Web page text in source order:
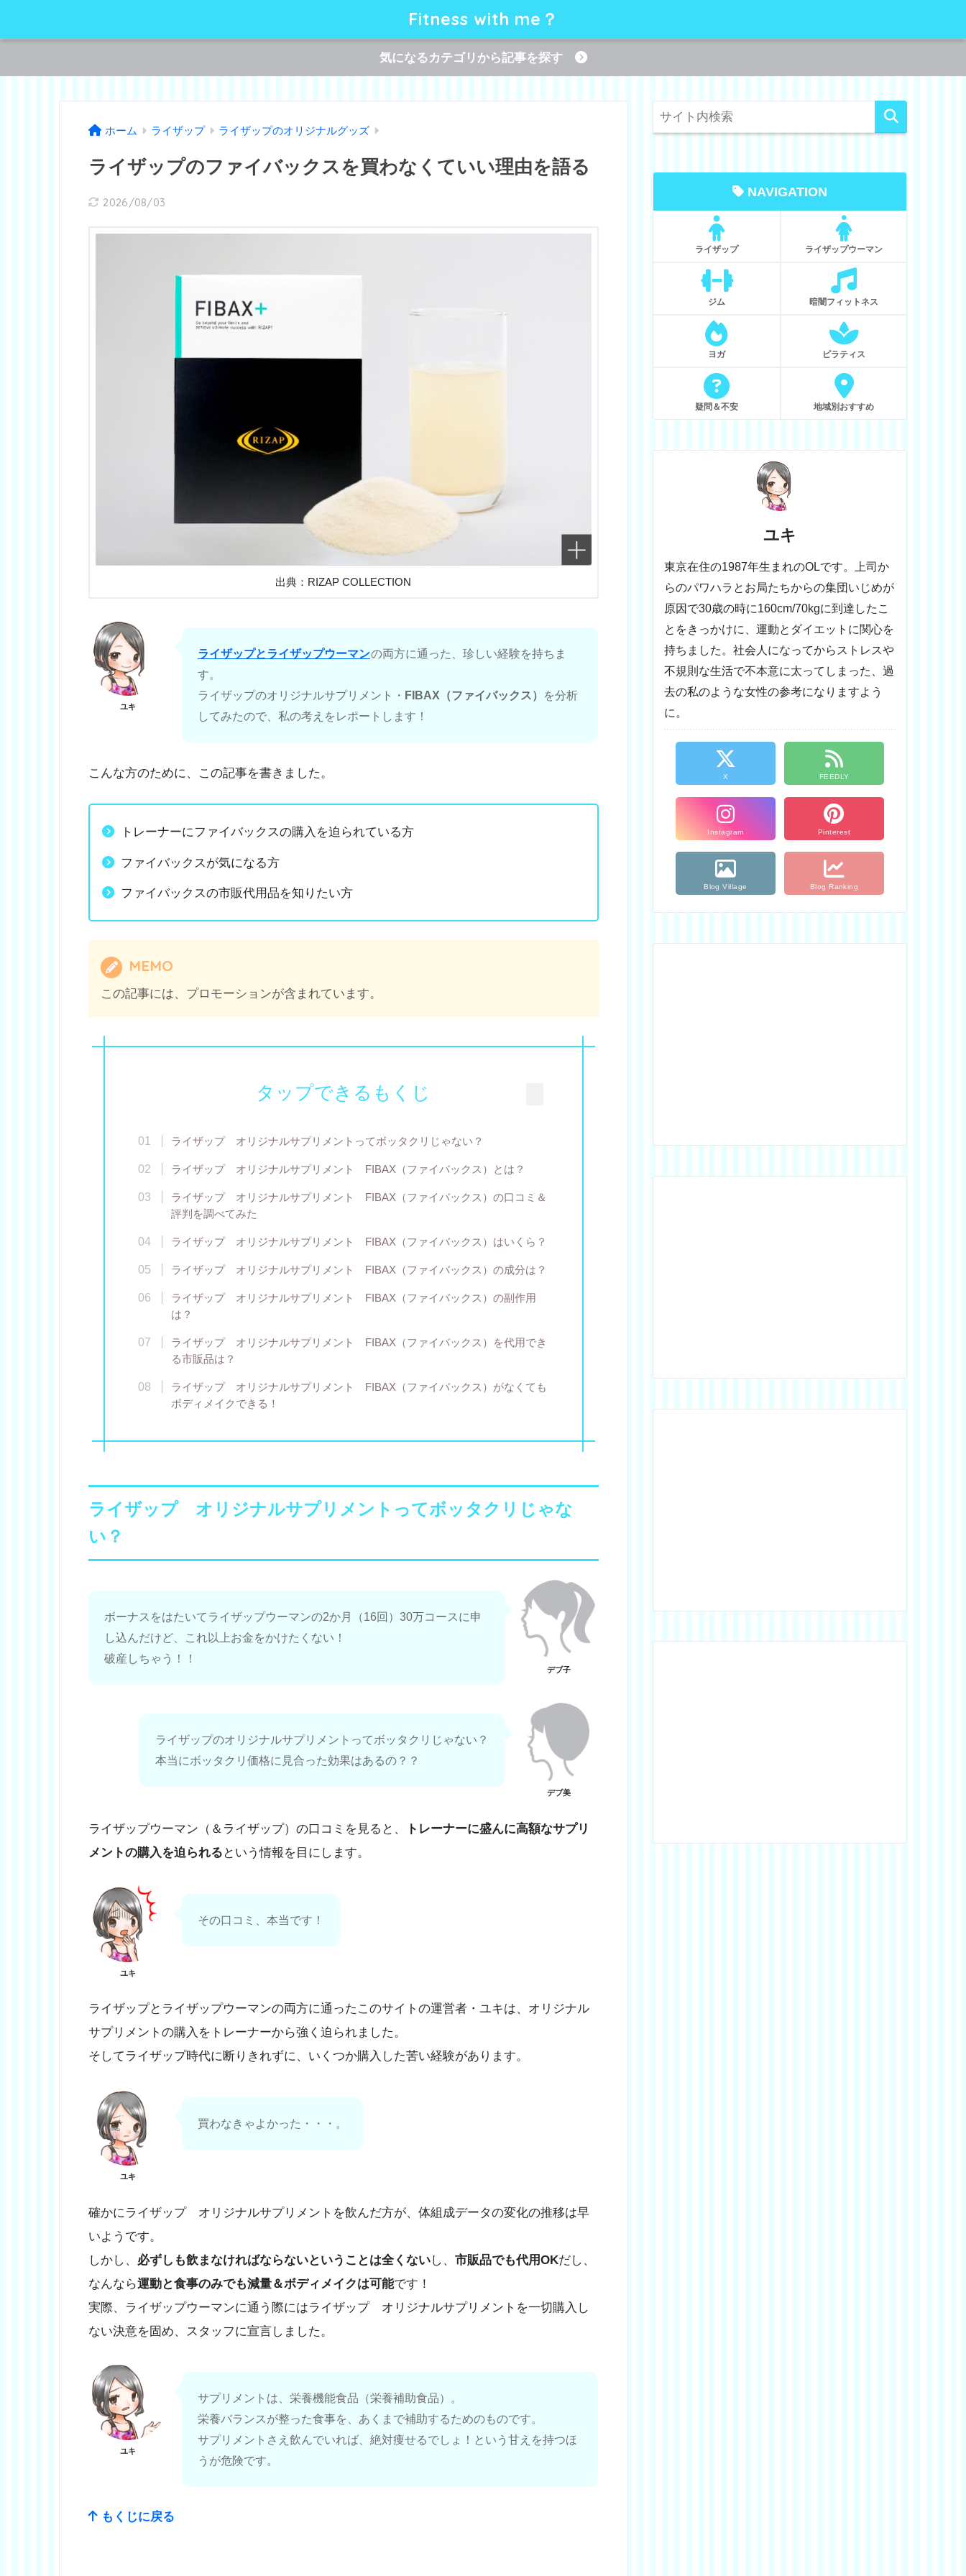
Fitness with me？
気になるカテゴリから記事を探す
ホーム ライザップ ライザップのオリジナルグッズ
ライザップのファイバックスを買わなくていい理由を語る
2026/08/03
出典：RIZAP COLLECTION
ユキ
ライザップとライザップウーマンの両方に通った、珍しい経験を持ちま
す。
ライザップのオリジナルサプリメント・ FIBAX（ファイバックス）
を分析
してみたので、私の考えをレポートします！
こんな方のために、この記事を書きました。
トレーナーにファイバックスの購入を迫られている方
ファイバックスが気になる方
ファイバックスの市販代用品を知りたい方
MEMO
この記事には、プロモーションが含まれています。
タップできるもくじ
ライザップ オリジナルサプリメントってボッタクリじゃない？
ライザップ オリジナルサプリメント FIBAX（ファイバックス）とは？
ライザップ オリジナルサプリメント FIBAX（ファイバックス）の口コミ＆
評判を調べてみた
ライザップ オリジナルサプリメント FIBAX（ファイバックス）はいくら？
ライザップ オリジナルサプリメント FIBAX（ファイバックス）の成分は？
ライザップ オリジナルサプリメント FIBAX（ファイバックス）の副作用
は？
ライザップ オリジナルサプリメント FIBAX（ファイバックス）を代用でき
る市販品は？
ライザップ オリジナルサプリメント FIBAX（ファイバックス）がなくても
ボディメイクできる！
ライザップ オリジナルサプリメントってボッタクリじゃな
い？
ボーナスをはたいてライザップウーマンの2か月（16回）30万コースに申
し込んだけど、これ以上お金をかけたくない！
破産しちゃう！！
デブ子
ライザップのオリジナルサプリメントってボッタクリじゃない？
本当にボッタクリ価格に見合った効果はあるの？？
デブ美
ライザップウーマン（＆ライザップ）の口コミを見ると、
トレーナーに盛んに高額なサプリ
メントの購入を迫られる という情報を目にします。
ユキ
その口コミ、本当です！
ライザップとライザップウーマンの両方に通ったこのサイトの運営者・ユキは、オリジナル
サプリメントの購入をトレーナーから強く迫られました。
そしてライザップ時代に断りきれずに、いくつか購入した苦い経験があります。
ユキ
買わなきゃよかった・・・。
確かにライザップ オリジナルサプリメントを飲んだ方が、体組成データの変化の推移は早
いようです。
しかし、 必ずしも飲まなければならないということは全くないし、 市販品でも代用OKだし、
なんなら運動と食事のみでも減量＆ボディメイクは可能です！
実際、ライザップウーマンに通う際にはライザップ オリジナルサプリメントを一切購入し
ない決意を固め、スタッフに宣言しました。
ユキ
サプリメントは、栄養機能食品（栄養補助食品）。
栄養バランスが整った食事を、あくまで補助するためのものです。
サプリメントさえ飲んでいれば、絶対痩せるでしょ！という甘えを持つほ
うが危険です。
もくじに戻る
NAVIGATION
ライザップ ライザップウーマン
ジム 暗闇フィットネス
ヨガ ピラティス
疑問＆不安 地域別おすすめ
ユキ
東京在住の1987年生まれのOLです。上司か
らのパワハラとお局たちからの集団いじめが
原因で30歳の時に160cm/70kgに到達したこ
とをきっかけに、運動とダイエットに関心を
持ちました。社会人になってからストレスや
不規則な生活で不本意に太ってしまった、過
去の私のような女性の参考になりますよう
に。
X FEEDLY
Instagram Pinterest
Blog Village Blog Ranking